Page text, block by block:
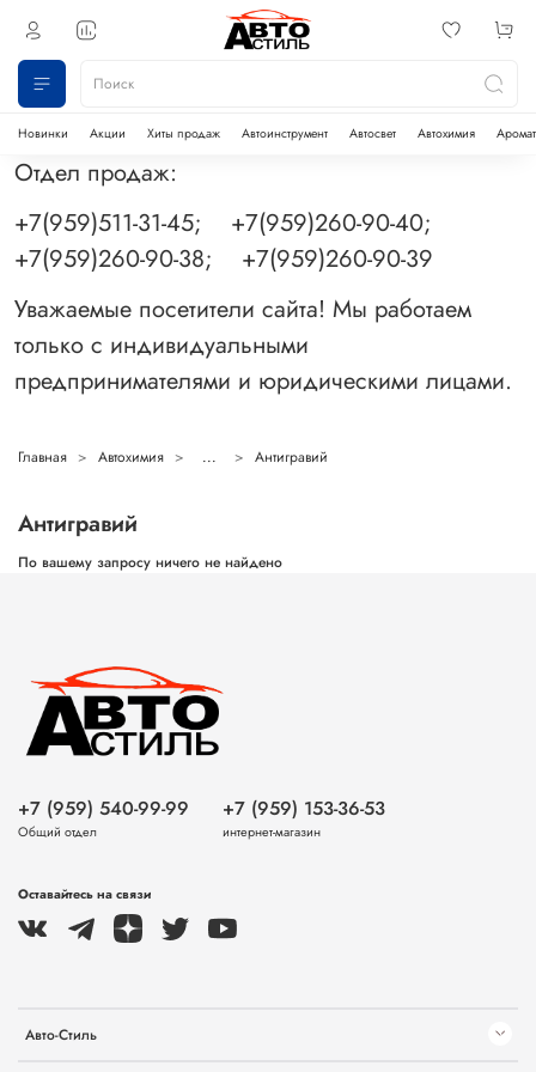
Новинки Акции Хиты продаж Автоинструмент Автосвет Автохимия
Отдел продаж:
+7(959)511-31-45; +7(959)260-90-40;
+7(959)260-90-38; +7(959)260-90-39
Уважаемые посетители сайта! Мы работаем
только с индивидуальными
предпринимателями и юридическими лицами.
Главная Автохимия ... Антигравий
Антигравий
По вашему запросу ничего не найдено
Авто-Стиль
+7 (959) 540-99-99
Общий отдел
+7 (959) 153-36-53
интернет-магазин
Оставайтесь на связи